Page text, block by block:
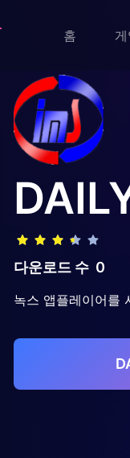
홈
다운로드 수 0
녹스 앱플레이어를